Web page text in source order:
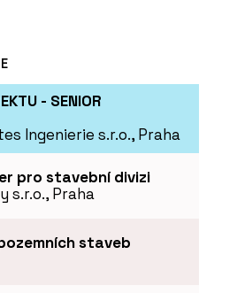
- SENIOR
Ingenierie s.r.o., Praha
pro stavební divizi
s.r.o., Praha
staveb